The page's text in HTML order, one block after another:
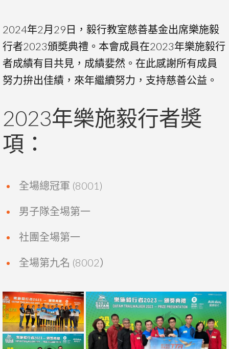
2024年2月29日，毅行教室慈善基金出席樂施毅
行者2023頒奬典禮。本會成員在2023年樂施毅行
者成績有目共見，成績婓然。在此感謝所有成員
努力拚出佳績，來年繼續努力，支持慈善公益。
2023年樂施毅行者奬
項：
全場總冠軍 (8001)
男子隊全埸第一
社團全場第一
全場第九名 (8002）